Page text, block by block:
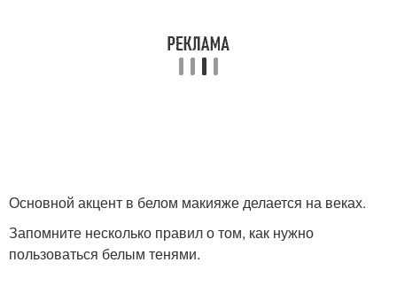
Основной акцент в белом макияже делается на веках.
Запомните несколько правил о том, как нужно
пользоваться белым тенями.